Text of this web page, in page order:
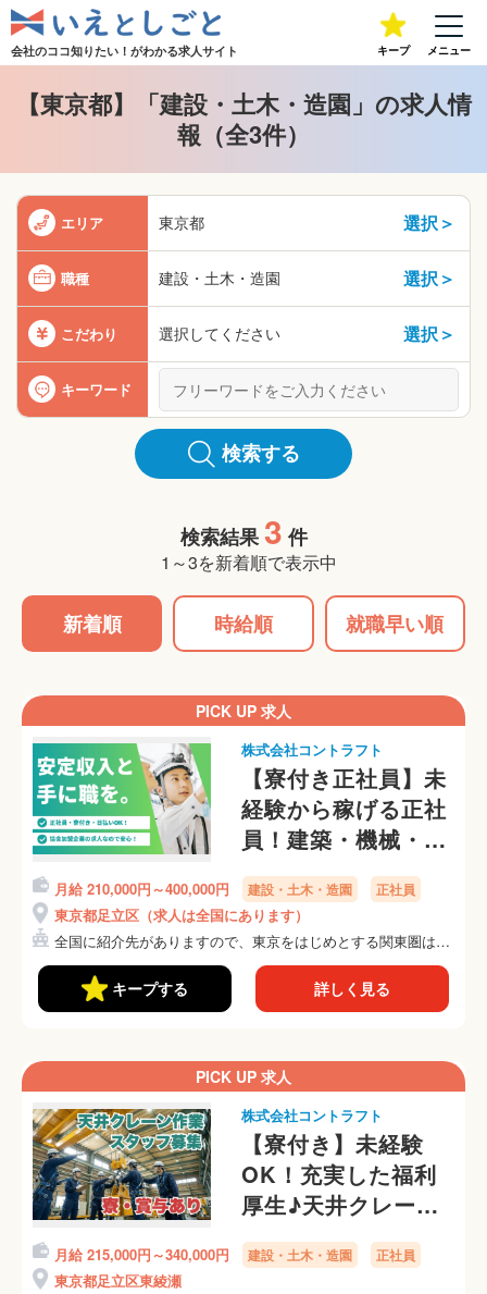
会社のココ知りたい！がわかる求人サイト キープ メニュー
【東京都】「建設・土木・造園」の求人情
報（全3件）
エリア 東京都 選択＞
職種 建設・土木・造園 選択＞
こだわり 選択してください 選択＞
キーワード
検索する
検索結果 3 件
1～3を新着順で表示中
新着順 時給順 就職早い順
PICK UP 求人
株式会社コントラフト
【寮付き正社員】未
経験から稼げる正社
員！建築・機械・保
守・施工管理など希
望に合う仕事を紹介
します！
月給 210,000円～400,000円 建設・土木・造園 正社員
東京都足立区（求人は全国にあります）
全国に紹介先がありますので、東京をはじめとする関東圏はも
ちろ...
キープする 詳しく見る
PICK UP 求人
株式会社コントラフト
【寮付き】未経験
OK！充実した福利
厚生♪天井クレーン
の点検・修理・据付
スタッフ
月給 215,000円～340,000円 建設・土木・造園 正社員
東京都足立区東綾瀬